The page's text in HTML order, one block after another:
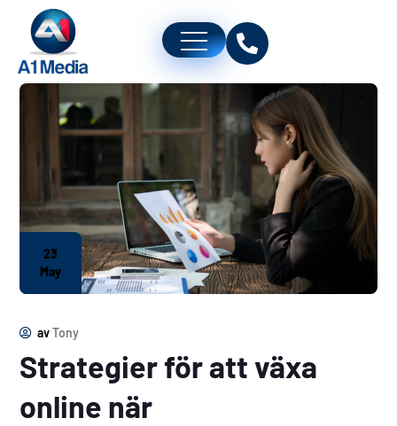
23
May
avTony
Strategier för att växa
online när